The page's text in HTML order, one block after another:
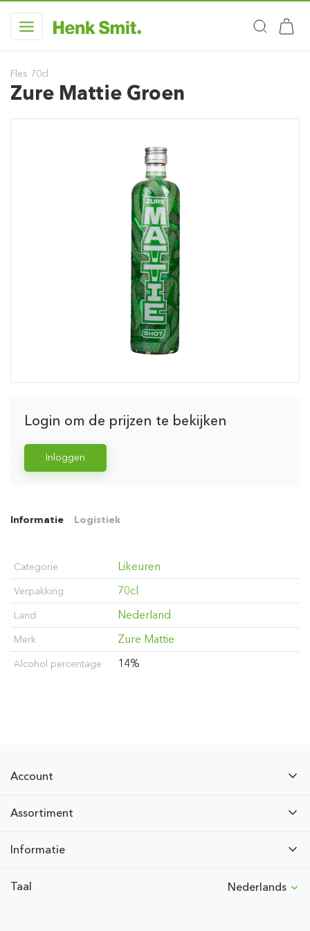
Fles 70cl
Zure Mattie Groen
Login om de prijzen te bekijken
Inloggen
Informatie Logistiek
Categorie Likeuren
Verpakking 70cl
Land Nederland
Merk Zure Mattie
Alcohol percentage 14%
Account
Assortiment
Informatie
Taal Nederlands